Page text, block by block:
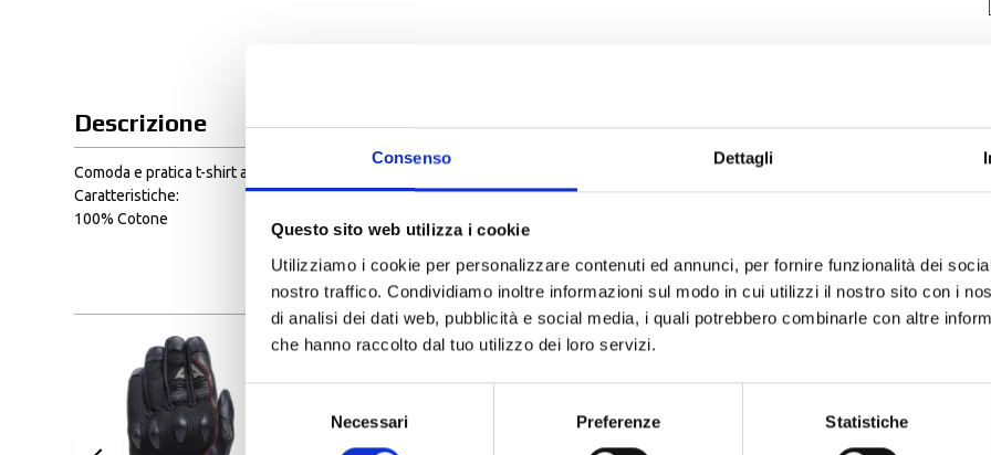
Consenso Dettagli
Questo sito web utilizza i cookie
Utilizziamo i cookie per personalizzare contenuti ed annunci, per fornire funzionalità dei
nostro traffico. Condividiamo inoltre informazioni sul modo in cui utilizzi il nostro sito con i
di analisi dei dati web, pubblicità e social media, i quali potrebbero combinarle con altre
che hanno raccolto dal tuo utilizzo dei loro servizi.
Necessari Preferenze Statistiche
Descrizione
Comoda e pratica t-shirt a girocollo dal taglio femminile. Ideale per essere indossata nei diversi contesti della giornata, presenta
Caratteristiche:
100% Cotone
ALTRI PRODOTTI DAINESE